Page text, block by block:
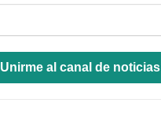
Unirme al canal de noticias